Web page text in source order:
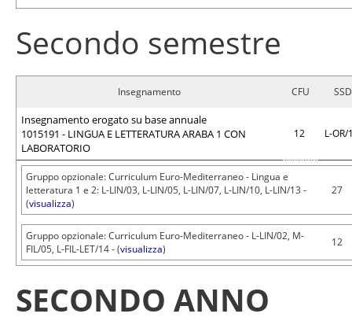
Secondo semestre
Insegnamento CFU SSD
Insegnamento erogato su base annuale
1015191 - LINGUA E LETTERATURA ARABA 1 CON
LABORATORIO
12 L-
Gruppo opzionale: Curriculum Euro-Mediterraneo - Lingua e
letteratura 1 e 2: L-LIN/03, L-LIN/05, L-LIN/07, L-LIN/10, L-LIN/13 -
(visualizza)
27
Gruppo opzionale: Curriculum Euro-Mediterraneo - L-LIN/02, M-
FIL/05, L-FIL-LET/14 - (visualizza)
12
SECONDO ANNO